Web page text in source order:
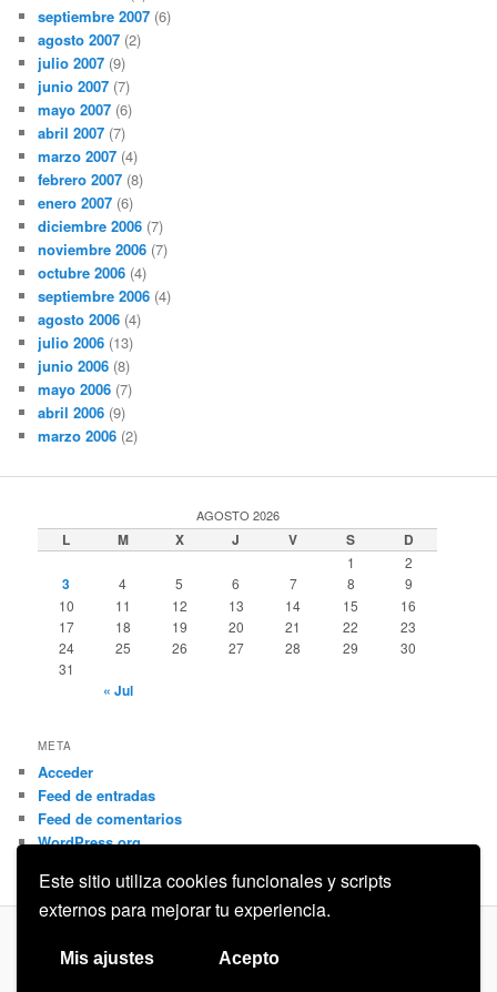
Este sitio utiliza cookies funcionales y scripts
externos para mejorar tu experiencia.
Mis ajustes Acepto
septiembre 2007 (6)
agosto 2007 (2)
julio 2007 (9)
junio 2007 (7)
mayo 2007 (6)
abril 2007 (7)
marzo 2007 (4)
febrero 2007 (8)
enero 2007 (6)
diciembre 2006 (7)
noviembre 2006 (7)
octubre 2006 (4)
septiembre 2006 (4)
agosto 2006 (4)
julio 2006 (13)
junio 2006 (8)
mayo 2006 (7)
abril 2006 (9)
marzo 2006 (2)
AGOSTO 2026
L M X J V S D
1 2
3 4 5 6 7 8
9
10
11 12 13 14 15
16
17
18 19 20 21 22
23
24
25 26 27 28 29
30
31
« Jul
META
Acceder
Feed de entradas
Feed de comentarios
WordPress.org
Privacidad Funciona gracias a WordPress